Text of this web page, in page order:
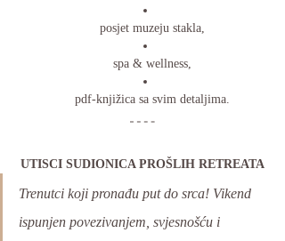
posjet muzeju stakla,
spa & wellness,
pdf-knjižica sa svim detaljima.
UTISCI SUDIONICA PROŠLIH RETREATA
Trenutci koji pronađu put do srca! Vikend
ispunjen povezivanjem, svjesnošću i